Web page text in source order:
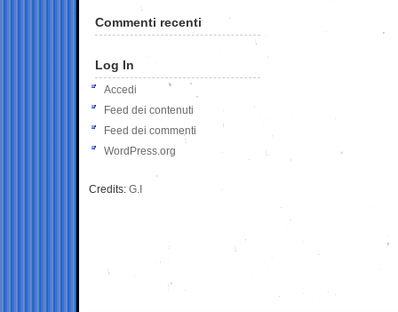
Commenti recenti
Log In
Accedi
Feed dei contenuti
Feed dei commenti
WordPress.org
Credits: G.I